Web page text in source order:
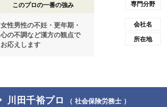
このプロの一番の強み
女性男性の不妊・更年期・
心の不調など漢方の観点で
お応えします
専門分野
会社名
所在地
川田千裕プロ
（ 社会保険労務士 ）